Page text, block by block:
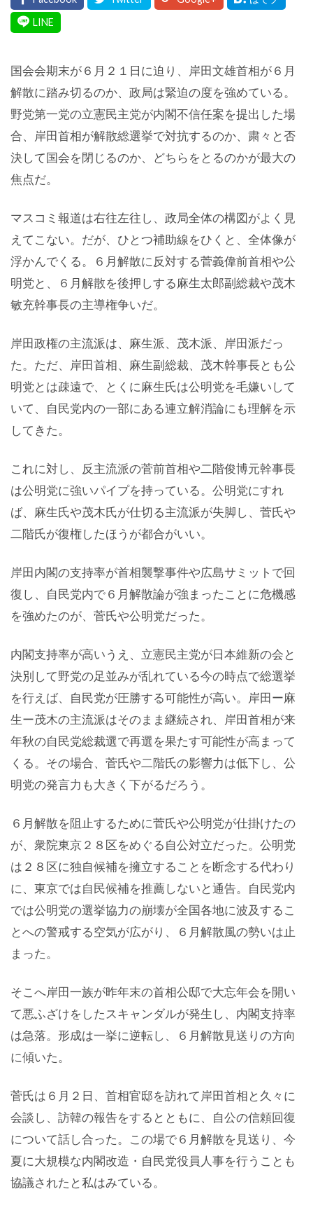
国会会期末が６月２１日に迫り、岸田文雄首相が６月
解散に踏み切るのか、政局は緊迫の度を強めている。
野党第一党の立憲民主党が内閣不信任案を提出した場
合、岸田首相が解散総選挙で対抗するのか、粛々と否
決して国会を閉じるのか、どちらをとるのかが最大の
焦点だ。
マスコミ報道は右往左往し、政局全体の構図がよく見
えてこない。だが、ひとつ補助線をひくと、全体像が
浮かんでくる。６月解散に反対する菅義偉前首相や公
明党と、６月解散を後押しする麻生太郎副総裁や茂木
敏充幹事長の主導権争いだ。
岸田政権の主流派は、麻生派、茂木派、岸田派だっ
た。ただ、岸田首相、麻生副総裁、茂木幹事長とも公
明党とは疎遠で、とくに麻生氏は公明党を毛嫌いして
いて、自民党内の一部にある連立解消論にも理解を示
してきた。
これに対し、反主流派の菅前首相や二階俊博元幹事長
は公明党に強いパイプを持っている。公明党にすれ
ば、麻生氏や茂木氏が仕切る主流派が失脚し、菅氏や
二階氏が復権したほうが都合がいい。
岸田内閣の支持率が首相襲撃事件や広島サミットで回
復し、自民党内で６月解散論が強まったことに危機感
を強めたのが、菅氏や公明党だった。
内閣支持率が高いうえ、立憲民主党が日本維新の会と
決別して野党の足並みが乱れている今の時点で総選挙
を行えば、自民党が圧勝する可能性が高い。岸田ー麻
生ー茂木の主流派はそのまま継続され、岸田首相が来
年秋の自民党総裁選で再選を果たす可能性が高まって
くる。その場合、菅氏や二階氏の影響力は低下し、公
明党の発言力も大きく下がるだろう。
６月解散を阻止するために菅氏や公明党が仕掛けたの
が、衆院東京２８区をめぐる自公対立だった。公明党
は２８区に独自候補を擁立することを断念する代わり
に、東京では自民候補を推薦しないと通告。自民党内
では公明党の選挙協力の崩壊が全国各地に波及するこ
とへの警戒する空気が広がり、６月解散風の勢いは止
まった。
そこへ岸田一族が昨年末の首相公邸で大忘年会を開い
て悪ふざけをしたスキャンダルが発生し、内閣支持率
は急落。形成は一挙に逆転し、６月解散見送りの方向
に傾いた。
菅氏は６月２日、首相官邸を訪れて岸田首相と久々に
会談し、訪韓の報告をするとともに、自公の信頼回復
について話し合った。この場で６月解散を見送り、今
夏に大規模な内閣改造・自民党役員人事を行うことも
協議されたと私はみている。